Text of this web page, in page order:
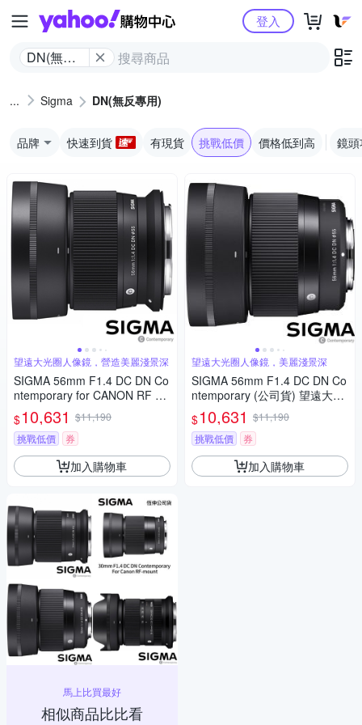
Yahoo購物中心
DN(無反
登入
Sigma DN(無反專用)
品牌 快速到貨 有現貨 挑戰低價 價格低到高 鏡
望遠大光圈人像鏡，營造美麗淺景深
SIGMA 56mm F1.4 DC DN Co
ntemporary for CANON RF 接
環 (公司貨) 望遠大光圈定焦鏡
人像鏡 APS-C 無反微單眼專用
鏡頭
$10,631 $11,190
挑戰低價
券
加入購物車
馬上比買最好
相似商品比比看
望遠大光圈人像鏡，美麗淺景深
SIGMA 56mm F1.4 DC DN Co
ntemporary (公司貨) 望遠大光
圈定焦鏡頭 人像鏡 APS-C 無反
微單眼專用鏡頭
$10,631 $11,190
挑戰低價
券
加入購物車